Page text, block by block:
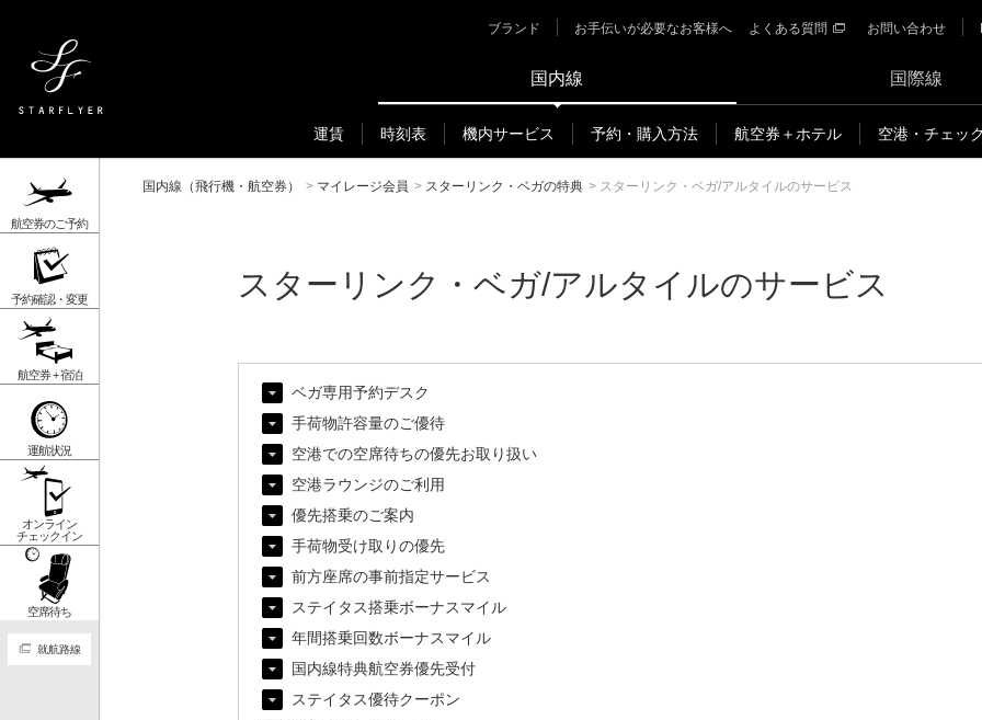
国内線 国際線
運賃 時刻表 機内サービス 予約・購入方法 航空券＋ホテル 空港・チェッ
ブランド お手伝いが必要なお客様へ よくある質問 お問い合わせ
国内線（飛行機・航空券） > マイレージ会員 > スターリンク・ベガの特典 > スターリンク・ベガ/アルタイルのサービス
スターリンク・ベガ/アルタイルのサービス
ベガ専用予約デスク
手荷物許容量のご優待
空港での空席待ちの優先お取り扱い
空港ラウンジのご利用
優先搭乗のご案内
手荷物受け取りの優先
前方座席の事前指定サービス
ステイタス搭乗ボーナスマイル
年間搭乗回数ボーナスマイル
国内線特典航空券優先受付
ステイタス優待クーポン
航空券のご予約
予約確認・変更
航空券 + 宿泊
運航状況
オンライン
チェックイン
空席待ち
就航路線